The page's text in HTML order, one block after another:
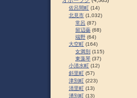
佐呂間町 (14)
北見市 (1,032)
常呂 (87)
留辺蘂 (68)
端野 (64)
大空町 (164)
女満別 (115)
東藻琴 (37)
小清水町 (12)
斜里町 (57)
津別町 (223)
清里町 (13)
湧別町 (13)